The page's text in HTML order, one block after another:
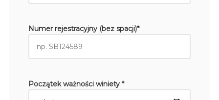
Numer rejestracyjny (bez spacji)*
Początek ważności winiety *